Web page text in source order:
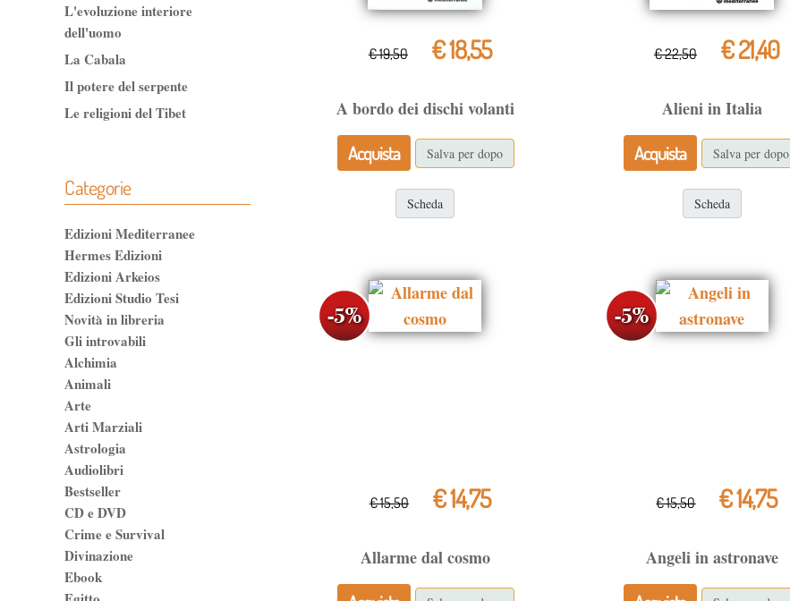
€ 19,50 € 18,55
A bordo dei dischi volanti
Acquista
Salva per dopo
Scheda
€ 22,50 € 21,40
Alieni in Italia
Acquista
Salva per dopo
Scheda
€ 15,50 € 14,75
Allarme dal cosmo
€ 15,50 € 14,75
Angeli in astronave
L'evoluzione interiore
dell'uomo
La Cabala
Il potere del serpente
Le religioni del Tibet
Categorie
Edizioni Mediterranee
Hermes Edizioni
Edizioni Arkeios
Edizioni Studio Tesi
Novità in libreria
Gli introvabili
Alchimia
Animali
Arte
Arti Marziali
Astrologia
Audiolibri
Bestseller
CD e DVD
Crime e Survival
Divinazione
Ebook